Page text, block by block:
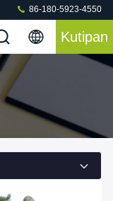
86-180-5923-4550
Kutipan